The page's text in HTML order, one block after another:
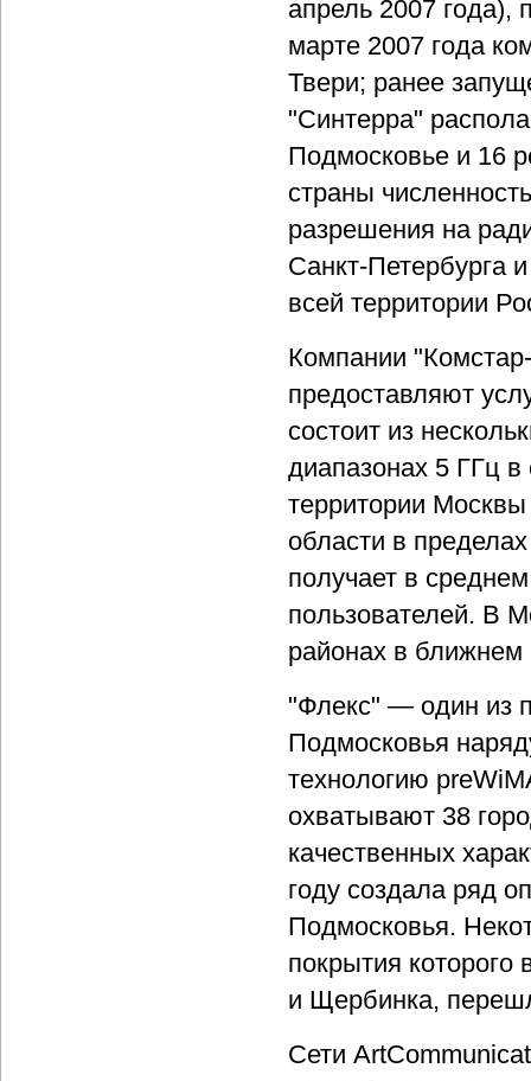
апрель 2007
марте 2007 года
Твери; ранее
"Синтерра"
Подмосковье и 16
страны
разрешения на
Санкт-Петербурга
всей территории
Компании
предоставляют
состоит из
диапазонах 5 ГГц
территории
области в
получает в
пользователей. В
районах в
"Флекс" — один из
Подмосковья
технологию
охватывают 38
качественных
году создала ряд
Подмосковья.
покрытия
и Щербинка,
Сети